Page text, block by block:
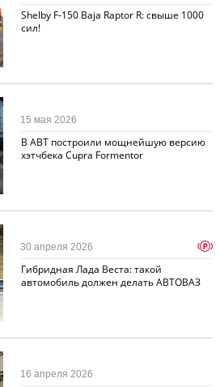
Shelby F-150 Baja Raptor R: свыше 1000
сил!
В ABT построили мощнейшую версию
хэтчбека Cupra Formentor
15 мая 2026
Гибридная Лада Веста: такой
автомобиль должен делать АВТОВАЗ
30 апреля 2026 p
16 апреля 2026